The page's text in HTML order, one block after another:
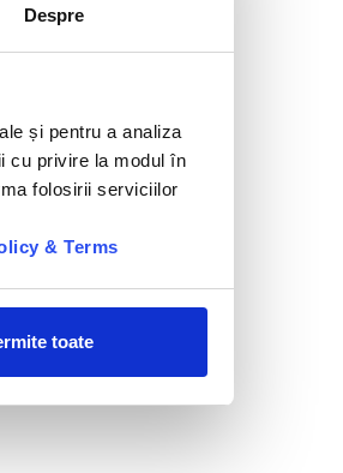
Despre
și pentru a analiza
cu privire la modul în
folosirii serviciilor
& Terms
toate